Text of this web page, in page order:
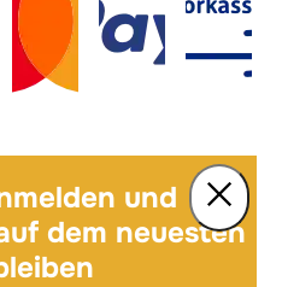
und
dem neuesten